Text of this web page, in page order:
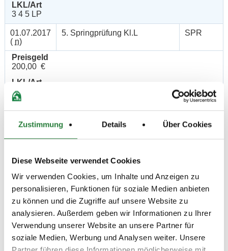
Zustimmung Details Über Cookies
Diese Webseite verwendet Cookies
Wir verwenden Cookies, um Inhalte und Anzeigen zu
personalisieren, Funktionen für soziale Medien anbieten
zu können und die Zugriffe auf unsere Website zu
analysieren. Außerdem geben wir Informationen zu Ihrer
Verwendung unserer Website an unsere Partner für
soziale Medien, Werbung und Analysen weiter. Unsere
LKL/Art
3 4 5 LP
01.07.2017
( n)
5. Springprüfung Kl.L SPR
Preisgeld
200,00 €
LKL/Art
3 4 5 LP
01.07.2017
6. Springprüfung Kl. A** SPR
LKL/Art
02.07.2017
7. Stilspringprüfung Kl.A* SPR
Preisgeld
150,00 €
LKL/Art
4 5 6 LP